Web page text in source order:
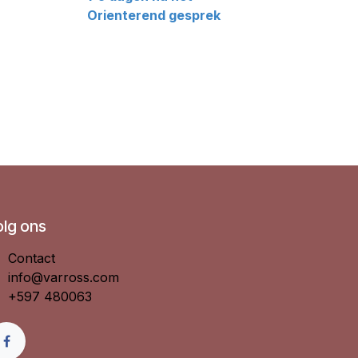
Orienterend gesprek
ons
Contact
info@varross.com
+597 480063